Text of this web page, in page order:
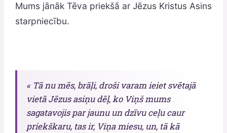
Mums jānāk Tēva priekšā ar Jēzus Kristus Asins
starpniecību.
« Tā nu mēs, brāļi, droši varam ieiet svētajā
vietā Jēzus asiņu dēļ, ko Viņš mums
sagatavojis par jaunu un dzīvu ceļu caur
priekškaru, tas ir, Viņa miesu, un, tā kā